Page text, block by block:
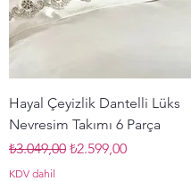
Hayal Çeyizlik Dantelli Lüks
Nevresim Takımı 6 Parça
Normal Fiyat
₺3.049,00 İndirimli Fiyat
₺2.599,00
KDV dahil